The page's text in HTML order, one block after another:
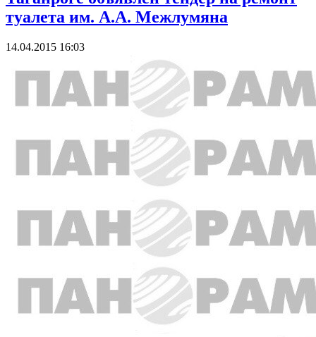
туалета им. А.А. Межлумяна
14.04.2015 16:03